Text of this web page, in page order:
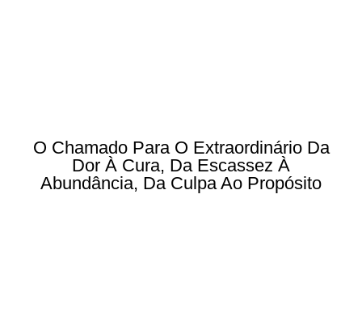
O Chamado Para O Extraordinário Da
Dor À Cura, Da Escassez À
Abundância, Da Culpa Ao Propósito